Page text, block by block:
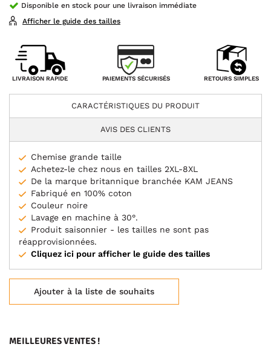
Disponible en stock pour une livraison immédiate
Afficher le guide des tailles
LIVRAISON RAPIDE PAIEMENTS SÉCURISÉS RETOURS SIMPLES
CARACTÉRISTIQUES DU PRODUIT
AVIS DES CLIENTS
Chemise grande taille
Achetez-le chez nous en tailles 2XL-8XL
De la marque britannique branchée KAM JEANS
Fabriqué en 100% coton
Couleur noire
Lavage en machine à 30°.
Produit saisonnier - les tailles ne sont pas
réapprovisionnées.
Cliquez ici pour afficher le guide des tailles
Ajouter à la liste de souhaits
MEILLEURES VENTES !